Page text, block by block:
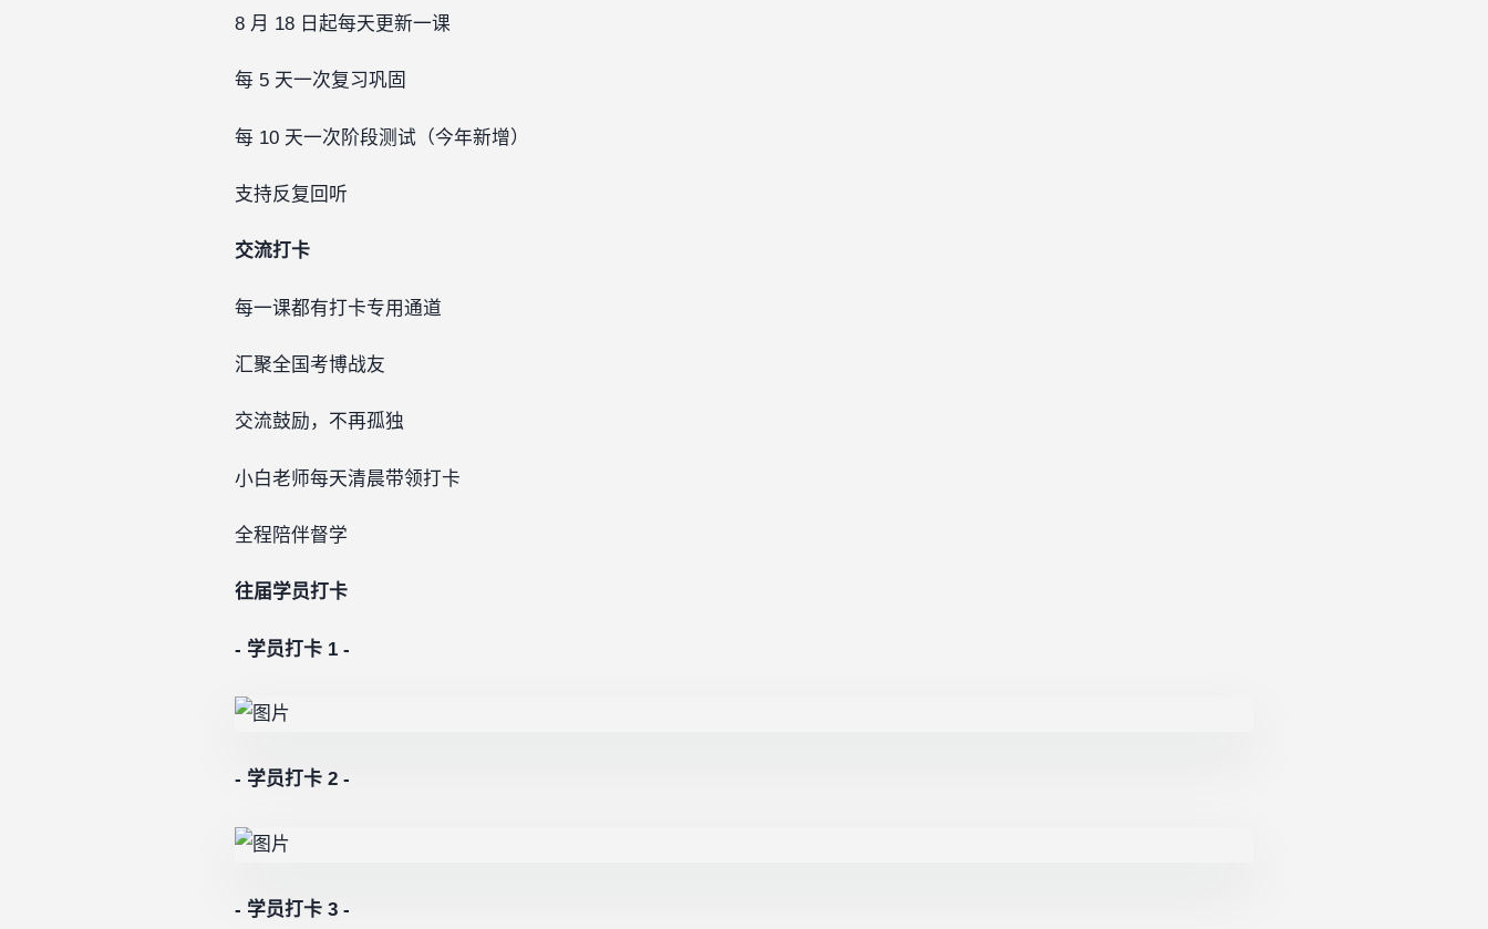
8 月 18 日起每天更新一课
每 5 天一次复习巩固
每 10 天一次阶段测试（今年新增）
支持反复回听
交流打卡
每一课都有打卡专用通道
汇聚全国考博战友
交流鼓励，不再孤独
小白老师每天清晨带领打卡
全程陪伴督学
往届学员打卡
- 学员打卡 1 -
- 学员打卡 2 -
- 学员打卡 3 -